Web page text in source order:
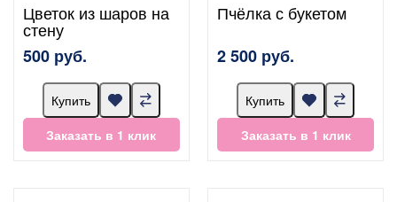
Цветок из шаров на
стену
500 руб.
Купить
Заказать в 1 клик
Пчёлка с букетом
2 500 руб.
Купить
Заказать в 1 клик